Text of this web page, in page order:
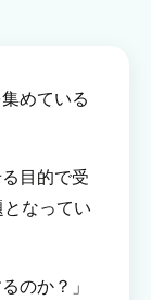
めている
目的で受
なってい
のか？」